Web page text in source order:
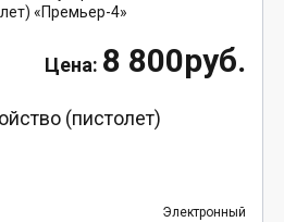
8 800руб.
(пистолет)
Электронный